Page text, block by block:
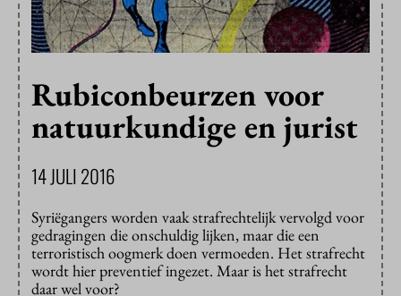
Rubiconbeurzen voor
natuurkundige en jurist
14 JULI 2016
Syriëgangers worden vaak strafrechtelijk vervolgd voor
gedragingen die onschuldig lijken, maar die een
terroristisch oogmerk doen vermoeden. Het strafrecht
wordt hier preventief ingezet. Maar is het strafrecht
daar wel voor?